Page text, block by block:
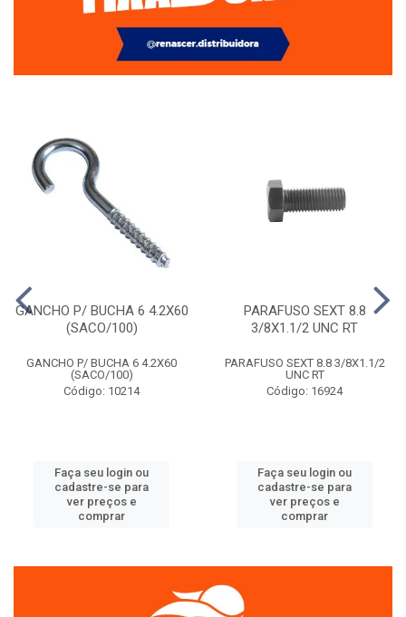
GANCHO P/ BUCHA 6 4.2X60
(SACO/100)
GANCHO P/ BUCHA 6 4.2X60
(SACO/100)
Código: 10214
Faça seu login ou
cadastre-se para
ver preços e
comprar
PARAFUSO SEXT 8.8
3/8X1.1/2 UNC RT
PARAFUSO SEXT 8.8 3/8X1.1/2
UNC RT
Código: 16924
Faça seu login ou
cadastre-se para
ver preços e
comprar